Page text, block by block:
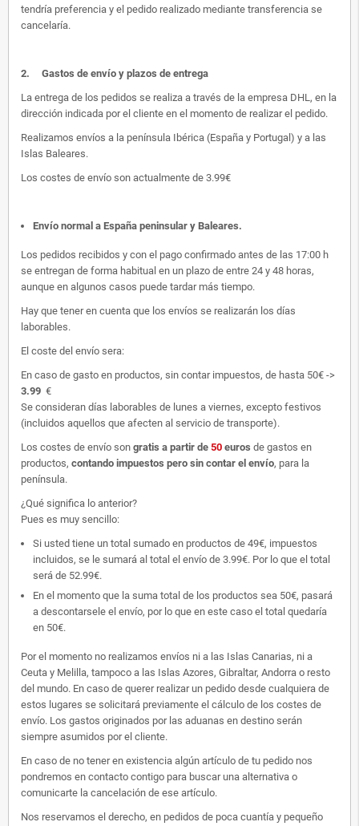
tendría preferencia y el pedido realizado mediante transferencia se
cancelaría.
2. Gastos de envío y plazos de entrega
La entrega de los pedidos se realiza a través de la empresa DHL, en la
dirección indicada por el cliente en el momento de realizar el pedido.
Realizamos envíos a la península Ibérica (España y Portugal) y a las
Islas Baleares.
Los costes de envío son actualmente de 3.99€
Envío normal a España peninsular y Baleares.
Los pedidos recibidos y con el pago confirmado antes de las 17:00 h
se entregan de forma habitual en un plazo de entre 24 y 48 horas,
aunque en algunos casos puede tardar más tiempo.
Hay que tener en cuenta que los envíos se realizarán los días
laborables.
El coste del envío sera:
En caso de gasto en productos, sin contar impuestos, de hasta 50€ ->
3.99 €
Se consideran días laborables de lunes a viernes, excepto festivos
(incluidos aquellos que afecten al servicio de transporte).
Los costes de envío son gratis a partir de 50 euros de gastos en
productos, contando impuestos pero sin contar el envío, para la
península.
¿Qué significa lo anterior?
Pues es muy sencillo:
Si usted tiene un total sumado en productos de 49€, impuestos
incluidos, se le sumará al total el envío de 3.99€. Por lo que el total
será de 52.99€.
En el momento que la suma total de los productos sea 50€, pasará
a descontarsele el envío, por lo que en este caso el total quedaría
en 50€.
Por el momento no realizamos envíos ni a las Islas Canarias, ni a
Ceuta y Melilla, tampoco a las Islas Azores, Gibraltar, Andorra o resto
del mundo. En caso de querer realizar un pedido desde cualquiera de
estos lugares se solicitará previamente el cálculo de los costes de
envío. Los gastos originados por las aduanas en destino serán
siempre asumidos por el cliente.
En caso de no tener en existencia algún artículo de tu pedido nos
pondremos en contacto contigo para buscar una alternativa o
comunicarte la cancelación de ese artículo.
Nos reservamos el derecho, en pedidos de poca cuantía y pequeño